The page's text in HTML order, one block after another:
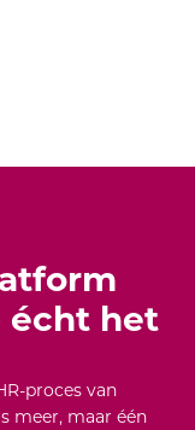
écht het
proces van
meer, maar één